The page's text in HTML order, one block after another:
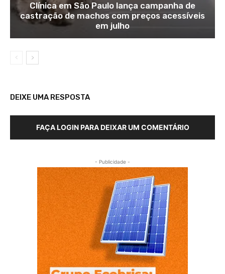
Clínica em São Paulo lança campanha de
castração de machos com preços acessíveis
em julho
DEIXE UMA RESPOSTA
FAÇA LOGIN PARA DEIXAR UM COMENTÁRIO
- Publicidade -